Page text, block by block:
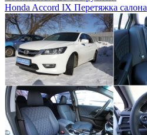
Honda Accord IX Перетяжка салона